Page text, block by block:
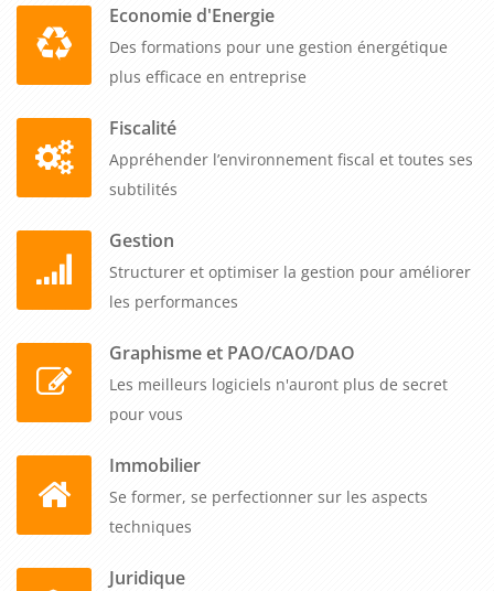
Economie d'Energie
Des formations pour une gestion énergétique
plus efficace en entreprise
Fiscalité
Appréhender l’environnement fiscal et toutes ses
subtilités
Gestion
Structurer et optimiser la gestion pour améliorer
les performances
Graphisme et PAO/CAO/DAO
Les meilleurs logiciels n'auront plus de secret
pour vous
Immobilier
Se former, se perfectionner sur les aspects
techniques
Juridique